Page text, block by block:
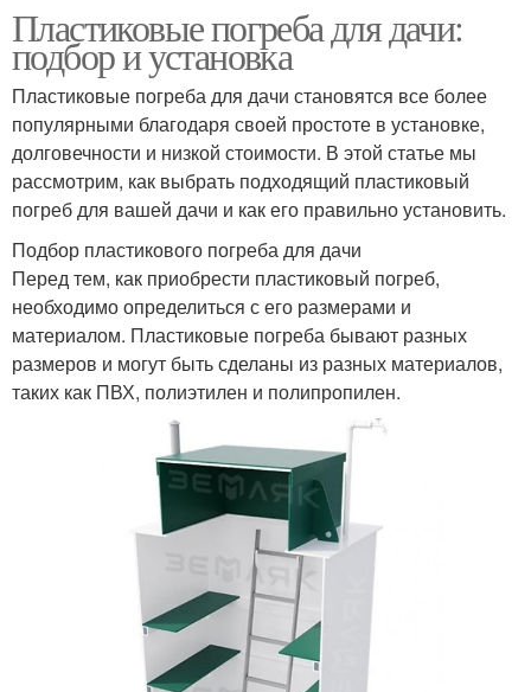
Пластиковые погреба для дачи:
подбор и установка
Пластиковые погреба для дачи становятся все более
популярными благодаря своей простоте в установке,
долговечности и низкой стоимости. В этой статье мы
рассмотрим, как выбрать подходящий пластиковый
погреб для вашей дачи и как его правильно установить.
Подбор пластикового погреба для дачи
Перед тем, как приобрести пластиковый погреб,
необходимо определиться с его размерами и
материалом. Пластиковые погреба бывают разных
размеров и могут быть сделаны из разных материалов,
таких как ПВХ, полиэтилен и полипропилен.